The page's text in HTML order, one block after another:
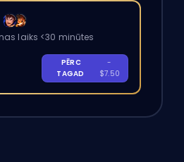
laiks <30 minūtes
PĒRC
TAGAD
-
$7.50